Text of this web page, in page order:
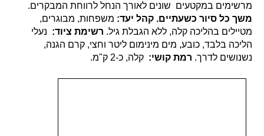
מרשימים במקטעים שונים לאורך הנחל לרווחת המבקרים.
משך כל סיור כשעתיים. קהל יעד: משפחות, מבוגרים,
מטיילים בהליכה קלה, ללא הגבלת גיל. רשימת ציוד: נעלי
הליכה בלבד, כובע, מים מינימום ליטר וחצי, קרם הגנה,
נשנושים לדרך. רמת קושי: קלה, כ-2 ק"מ.